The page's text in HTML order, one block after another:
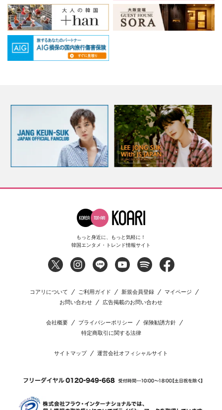
もっと身近に、もっと気軽に！
韓国エンタメ・トレンド情報サイト
コアリについて ご利用ガイド 新規会員登録
マイページ
お問い合わせ
広告掲載のお問い合わせ
会社概要 プライバシーポリシー
保険勧誘方針
特定商取引に関する法律
サイトマップ 運営会社オフィシャルサイト